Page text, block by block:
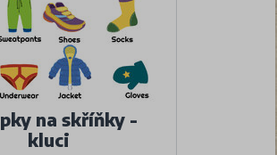
na skříňky -
kluci